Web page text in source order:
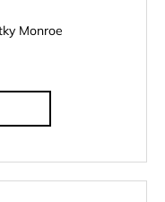
Monroe